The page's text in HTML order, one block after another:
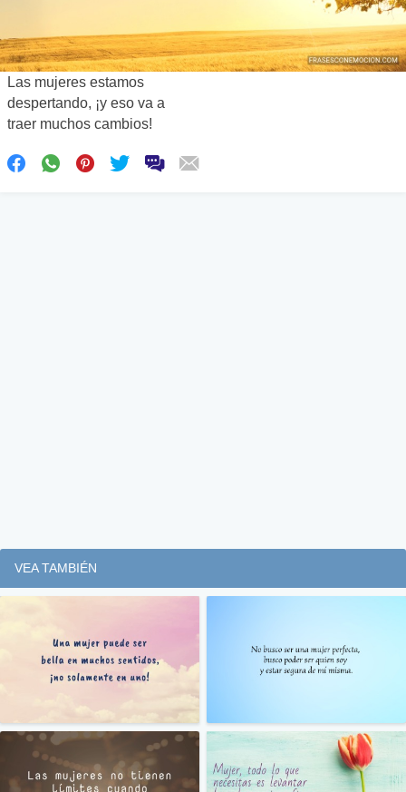
Las mujeres estamos
despertando, ¡y eso va a
traer muchos cambios!
VEA TAMBIÉN